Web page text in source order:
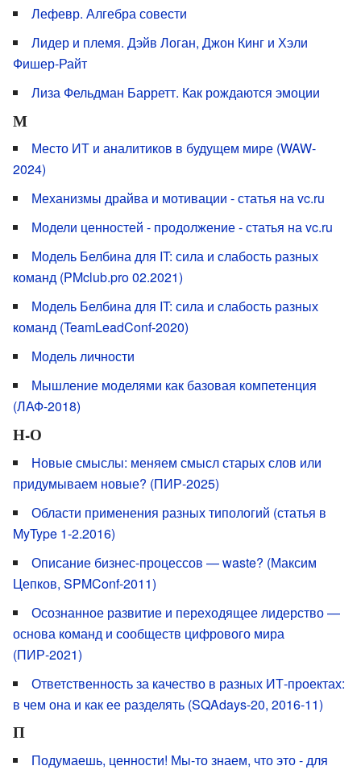
Лефевр. Алгебра совести
Лидер и племя. Дэйв Логан, Джон Кинг и Хэли
Фишер-Райт
Лиза Фельдман Барретт. Как рождаются эмоции
М
Место ИТ и аналитиков в будущем мире (WAW-
2024)
Механизмы драйва и мотивации - статья на vc.ru
Модели ценностей - продолжение - статья на vc.ru
Модель Белбина для IT: сила и слабость разных
команд (PMclub.pro 02.2021)
Модель Белбина для IT: сила и слабость разных
команд (TeamLeadConf-2020)
Модель личности
Мышление моделями как базовая компетенция
(ЛАФ-2018)
Н-О
Новые смыслы: меняем смысл старых слов или
придумываем новые? (ПИР-2025)
Области применения разных типологий (статья в
MyType 1-2.2016)
Описание бизнес-процессов — waste? (Максим
Цепков, SPMConf-2011)
Осознанное развитие и переходящее лидерство —
основа команд и сообществ цифрового мира
(ПИР-2021)
Ответственность за качество в разных ИТ-проектах:
в чем она и как ее разделять (SQAdays-20, 2016-11)
П
Подумаешь, ценности! Мы-то знаем, что это - для